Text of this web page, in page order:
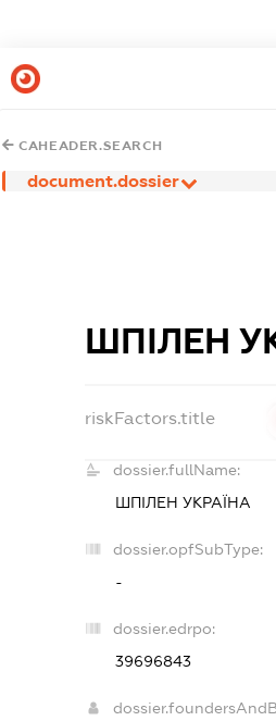
CAHEADER.SEARCH
document.dossier
ШПІЛЕН
riskFactors.title
dossier.fullName:
ШПІЛЕН УКРАЇНА
dossier.opfSubType:
-
dossier.edrpo:
39696843